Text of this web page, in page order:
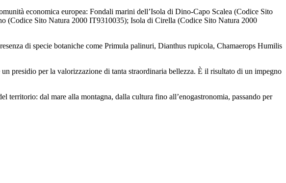
economica europea: Fondali marini dell’Isola di Dino-Capo Scalea (Codice Sito
(Codice Sito Natura 2000 IT9310035); Isola di Cirella (Codice Sito Natura 2000
di specie botaniche come Primula palinuri, Dianthus rupicola, Chamaerops Humilis
presidio per la valorizzazione di tanta straordinaria bellezza. È il risultato di un impegno
territorio: dal mare alla montagna, dalla cultura fino all’enogastronomia, passando per